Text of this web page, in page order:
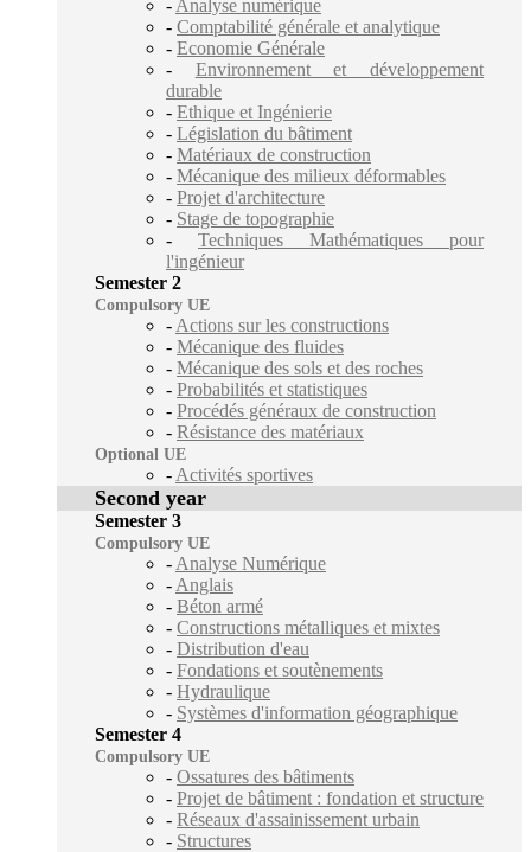
- Analyse numérique
- Comptabilité générale et analytique
- Economie Générale
- Environnement et développement
durable
- Ethique et Ingénierie
- Législation du bâtiment
- Matériaux de construction
- Mécanique des milieux déformables
- Projet d'architecture
- Stage de topographie
- Techniques Mathématiques pour
l'ingénieur
Semester 2
Compulsory UE
- Actions sur les constructions
- Mécanique des fluides
- Mécanique des sols et des roches
- Probabilités et statistiques
- Procédés généraux de construction
- Résistance des matériaux
Optional UE
- Activités sportives
Second year
Semester 3
Compulsory UE
- Analyse Numérique
- Anglais
- Béton armé
- Constructions métalliques et mixtes
- Distribution d'eau
- Fondations et soutènements
- Hydraulique
- Systèmes d'information géographique
Semester 4
Compulsory UE
- Ossatures des bâtiments
- Projet de bâtiment : fondation et structure
- Réseaux d'assainissement urbain
- Structures